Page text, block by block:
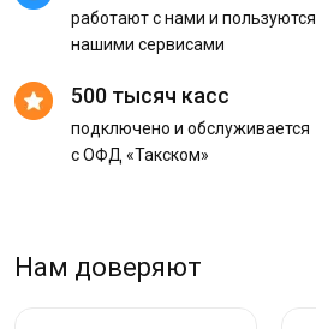
работают с нами и пользуются
нашими сервисами
500 тысяч касс
подключено и обслуживается
с ОФД «Такском»
Нам доверяют